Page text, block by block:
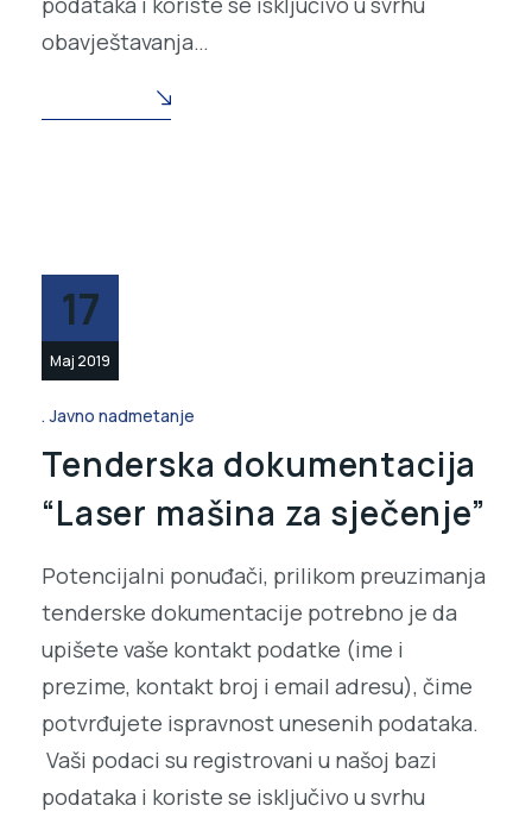
obavještavanja…
17
Maj 2019
Javno nadmetanje
Tenderska dokumentacija
“Laser mašina za sječenje”
Potencijalni ponuđači, prilikom preuzimanja
tenderske dokumentacije potrebno je da
upišete vaše kontakt podatke (ime i
prezime, kontakt broj i email adresu), čime
potvrđujete ispravnost unesenih podataka.
Vaši podaci su registrovani u našoj bazi
podataka i koriste se isključivo u svrhu